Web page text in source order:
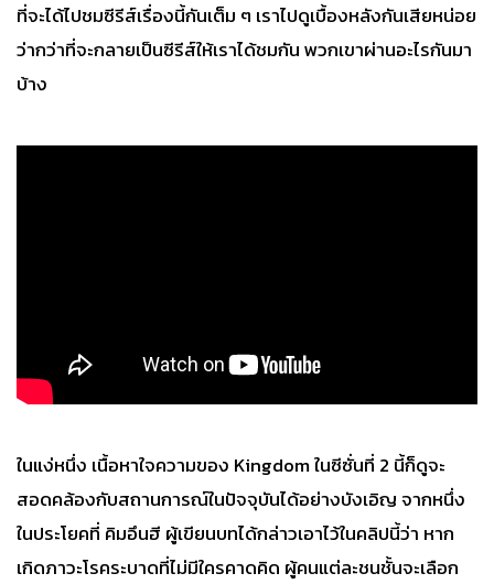
ที่จะได้ไปชมซีรีส์เรื่องนี้กันเต็ม ๆ เราไปดูเบื้องหลังกันเสียหน่อย
ว่ากว่าที่จะกลายเป็นซีรีส์ให้เราได้ชมกัน พวกเขาผ่านอะไรกันมา
บ้าง
ในแง่หนึ่ง เนื้อหาใจความของ Kingdom ในซีซั่นที่ 2 นี้ก็ดูจะ
สอดคล้องกับสถานการณ์ในปัจจุบันได้อย่างบังเอิญ จากหนึ่ง
ในประโยคที่ คิมอึนฮี ผู้เขียนบทได้กล่าวเอาไว้ในคลิปนี้ว่า หาก
เกิดภาวะโรคระบาดที่ไม่มีใครคาดคิด ผู้คนแต่ละชนชั้นจะเลือก